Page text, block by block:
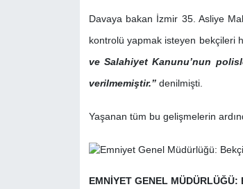
Davaya bakan İzmir 35. Asliye
kontrolü yapmak isteyen bekçileri
ve Salahiyet Kanunu’nun
verilmemiştir.” denilmişti.
Yaşanan tüm bu gelişmelerin
EMNİYET GENEL